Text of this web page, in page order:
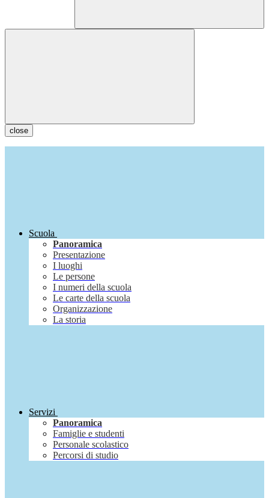
close
Scuola
Panoramica
Presentazione
I luoghi
Le persone
I numeri della scuola
Le carte della scuola
Organizzazione
La storia
Servizi
Panoramica
Famiglie e studenti
Personale scolastico
Percorsi di studio